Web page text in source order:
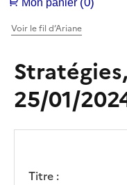
Voir le fil d’Ariane
25/01/
Titre :